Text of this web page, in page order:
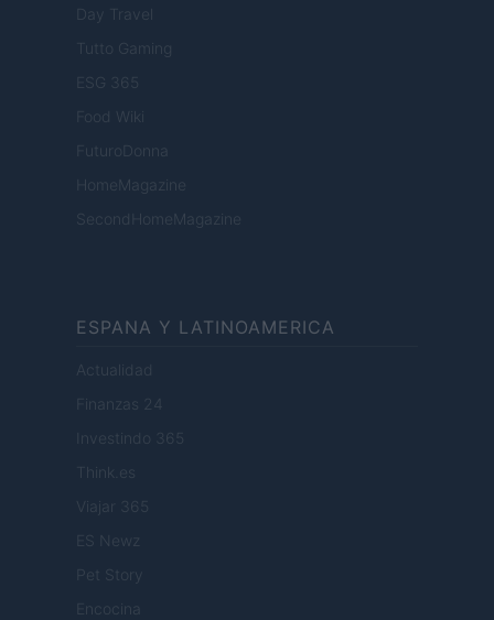
Day Travel
Tutto Gaming
ESG 365
Food Wiki
FuturoDonna
HomeMagazine
SecondHomeMagazine
ESPANA Y LATINOAMERICA
Actualidad
Finanzas 24
Investindo 365
Think.es
Viajar 365
ES Newz
Pet Story
Encocina